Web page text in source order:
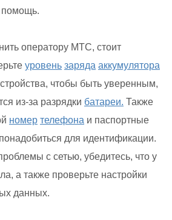
оператору МТС, стоит
уровень заряда аккумулятора
чтобы быть уверенным,
из-за разрядки батареи. Также
номер телефона и паспортные
понадобиться для идентификации.
с сетью, убедитесь, что у
а также проверьте настройки
данных.